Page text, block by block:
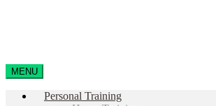
MENU
Personal Training